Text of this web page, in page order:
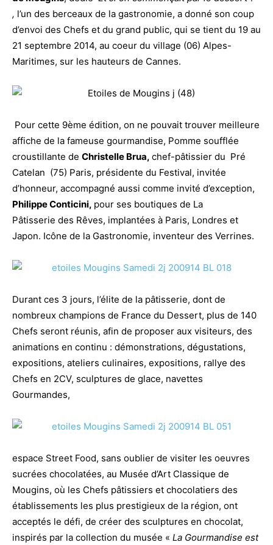
, l’un des berceaux de la gastronomie, a donné son coup
d’envoi des Chefs et du grand public, qui se tient du 19 au
21 septembre 2014, au coeur du village (06) Alpes-
Maritimes, sur les hauteurs de Cannes.
Pour cette 9ème édition, on ne pouvait trouver meilleure
affiche de la fameuse gourmandise, Pomme soufflée
croustillante de Christelle Brua, chef-pâtissier du Pré
Catelan (75) Paris, présidente du Festival, invitée
d’honneur, accompagné aussi comme invité d’exception,
Philippe Conticini, pour ses boutiques de La
Pâtisserie des Rêves, implantées à Paris, Londres et
Japon. Icône de la Gastronomie, inventeur des Verrines.
Durant ces 3 jours, l’élite de la pâtisserie, dont de
nombreux champions de France du Dessert, plus de 140
Chefs seront réunis, afin de proposer aux visiteurs, des
animations en continu : démonstrations, dégustations,
expositions, ateliers culinaires, expositions, rallye des
Chefs en 2CV, sculptures de glace, navettes
Gourmandes,
espace Street Food, sans oublier de visiter les oeuvres
sucrées chocolatées, au Musée d’Art Classique de
Mougins, où les Chefs pâtissiers et chocolatiers des
établissements les plus prestigieux de la région, ont
acceptés le défi, de créer des sculptures en chocolat,
inspirés par la collection du musée « La Gourmandise est